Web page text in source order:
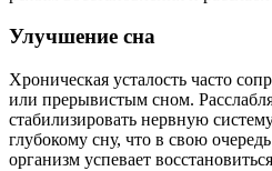
Улучшение сна
Хроническая усталость часто
или прерывистым сном.
стабилизировать нервную
глубокому сну, что в свою
организм успевает